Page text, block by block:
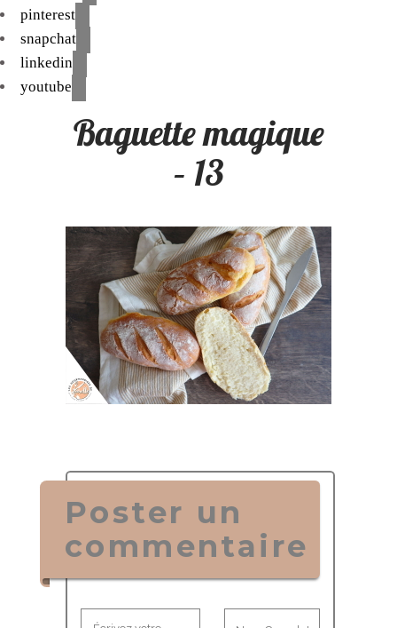
pinterest
snapchat
linkedin
youtube
Baguette magique
– 13
Poster un
commentaire